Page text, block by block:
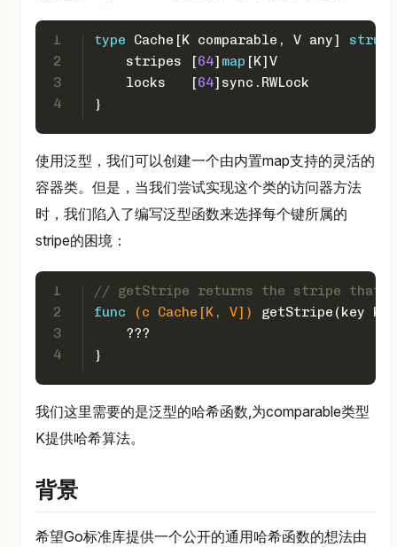
1
2
3
4
type Cache[K comparable, V any] struct
    stripes [
64] map [K]V
    locks   [
64]sync.RWLock
}
使用泛型，我们可以创建一个由内置map支持的灵活的
容器类。但是，当我们尝试实现这个类的访问器方法
时，我们陷入了编写泛型函数来选择每个键所属的
stripe的困境：
1
2
3
4
// getStripe returns the stripe that
func
(c Cache[K, V])
getStripe(key K)
    ???
}
我们这里需要的是泛型的哈希函数,为comparable类型
K提供哈希算法。
背景
希望Go标准库提供一个公开的通用哈希函数的想法由